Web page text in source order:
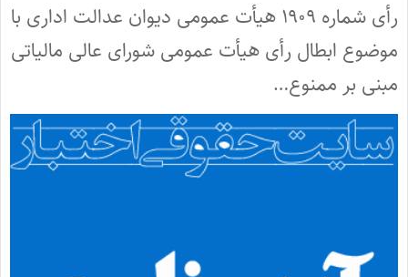
رأی شماره ۱۹۰۹ هیأت عمومی دیوان عدالت اداری با
موضوع ابطال رأی هیأت عمومی شورای عالی مالیاتی
مبنی بر ممنوع‌…